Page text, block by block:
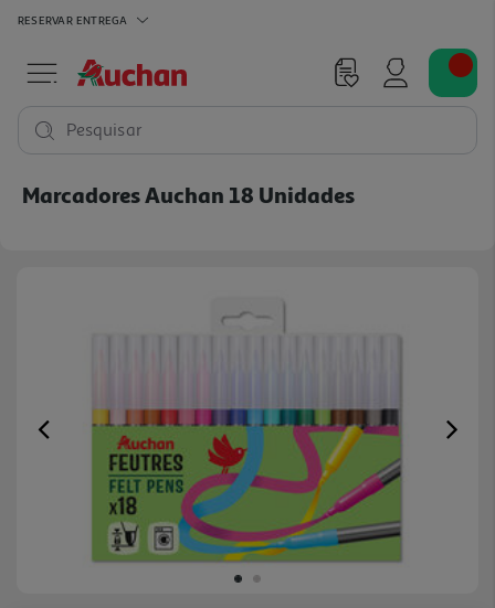
RESERVAR ENTREGA
Pesquisar
Marcadores Auchan 18 Unidades
Previous